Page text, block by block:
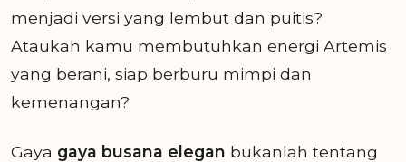
menjadi versi yang lembut dan puitis?
Ataukah kamu membutuhkan energi Artemis
yang berani, siap berburu mimpi dan
kemenangan?
Gaya gaya busana elegan bukanlah tentang